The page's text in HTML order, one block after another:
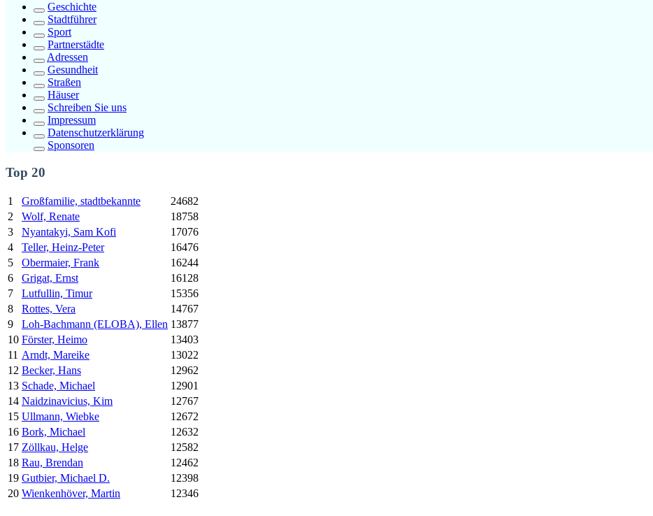
Geschichte
Stadtführer
Sport
Partnerstädte
Adressen
Gesundheit
Straßen
Häuser
Schreiben Sie uns
Impressum
Datenschutzerklärung
Sponsoren
Top 20
1 Großfamilie, stadtbekannte
24682
2
Wolf, Renate
18758
3
Nyantakyi, Sam Kofi
17076
4
Teller, Heinz-Peter
16476
5
Obermaier, Frank
16244
6
Grigat, Ernst
16128
7
Lutfullin, Timur
15356
8
Rottes, Vera
14767
9
Loh-Bachmann (ELOBA), Ellen 13877
10 Förster, Heimo
13403
11 Arndt, Mareike
13022
12 Becker, Hans
12962
13 Schade, Michael
12901
14 Naidzinavicius, Kim
12767
15 Ullmann, Wiebke
12672
16 Bork, Michael
12632
17 Zöllkau, Helge
12582
18 Rau, Brendan
12462
19 Gutbier, Michael D.
12398
20 Wienkenhöver, Martin 12346